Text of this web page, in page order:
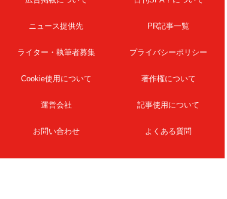
ニュース提供先 PR記事一覧
ライター・執筆者募集 プライバシーポリシー
Cookie使用について 著作権について
運営会社 記事使用について
お問い合わせ よくある質問